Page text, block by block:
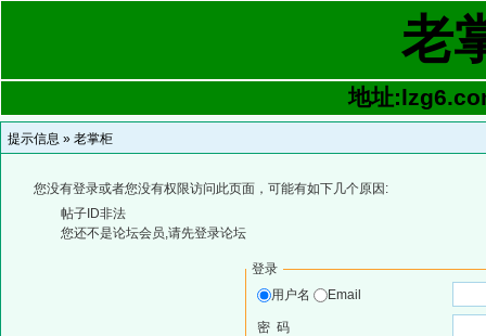
老
地址
提示信息 » 老掌柜
您没有登录或者您没有权限访问此页面，可能有如下几个原因:
帖子ID非法
您还不是论坛会员,请先登录论坛
登录
用户名
Email
密 码